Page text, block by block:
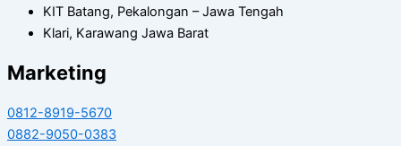
KIT Batang, Pekalongan – Jawa Tengah
Klari, Karawang Jawa Barat
Marketing
0812-8919-5670
0882-9050-0383